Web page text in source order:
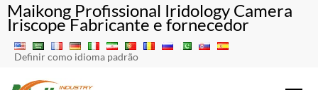
Maikong Profissional Iridology Camera
Iriscope Fabricante e fornecedor
Definir como idioma padrão